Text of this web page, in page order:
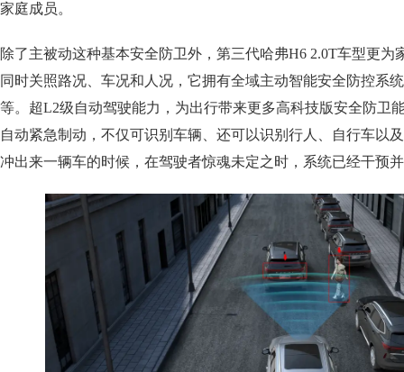
家庭成员。
除了主被动这种基本安全防卫外，第三代哈弗H6 2.0T车型更为
同时关照路况、车况和人况，它拥有全域主动智能安全防控系
等。超L2级自动驾驶能力，为出行带来更多高科技版安全防卫
自动紧急制动，不仅可识别车辆、还可以识别行人、自行车以
冲出来一辆车的时候，在驾驶者惊魂未定之时，系统已经干预